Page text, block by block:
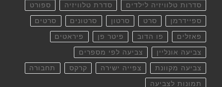
סדרות טלוויזיה לילדים סדרת טלוויזיה ספורט
ספיידרמן סרט סרטון סרטונים סרטים
פאזלים פו הדוב פיטר פן פיראטים
צביעה אונליין צביעה לפי מספרים
צביעה מקוונת צפייה ישירה קרקס תחבורה
תמונות לצביעה